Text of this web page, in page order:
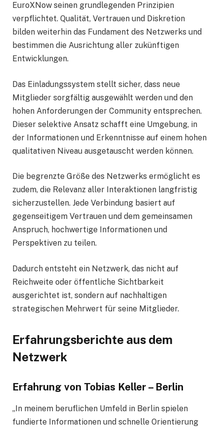
EuroXNow seinen grundlegenden Prinzipien
verpflichtet. Qualität, Vertrauen und Diskretion
bilden weiterhin das Fundament des Netzwerks und
bestimmen die Ausrichtung aller zukünftigen
Entwicklungen.
Das Einladungssystem stellt sicher, dass neue
Mitglieder sorgfältig ausgewählt werden und den
hohen Anforderungen der Community entsprechen.
Dieser selektive Ansatz schafft eine Umgebung, in
der Informationen und Erkenntnisse auf einem hohen
qualitativen Niveau ausgetauscht werden können.
Die begrenzte Größe des Netzwerks ermöglicht es
zudem, die Relevanz aller Interaktionen langfristig
sicherzustellen. Jede Verbindung basiert auf
gegenseitigem Vertrauen und dem gemeinsamen
Anspruch, hochwertige Informationen und
Perspektiven zu teilen.
Dadurch entsteht ein Netzwerk, das nicht auf
Reichweite oder öffentliche Sichtbarkeit
ausgerichtet ist, sondern auf nachhaltigen
strategischen Mehrwert für seine Mitglieder.
Erfahrungsberichte aus dem
Netzwerk
Erfahrung von Tobias Keller – Berlin
„In meinem beruflichen Umfeld in Berlin spielen
fundierte Informationen und schnelle Orientierung